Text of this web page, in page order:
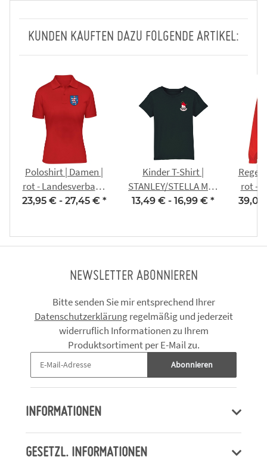
KUNDEN KAUFTEN DAZU FOLGENDE ARTIKEL:
Poloshirt | Damen |
rot - Landesverband
Thüringer
23,95 € - 27,45 € *
Kinder T-Shirt |
STANLEY/STELLA Mini
Creator | schwarz |
13,49 € - 16,99 € *
rot -
NEWSLETTER ABONNIEREN
Bitte senden Sie mir entsprechend Ihrer
Datenschutzerklärungregelmäßig und jederzeit
widerruflich Informationen zu Ihrem
Produktsortiment per E-Mail zu.
Abonnieren
INFORMATIONEN
GESETZL. INFORMATIONEN